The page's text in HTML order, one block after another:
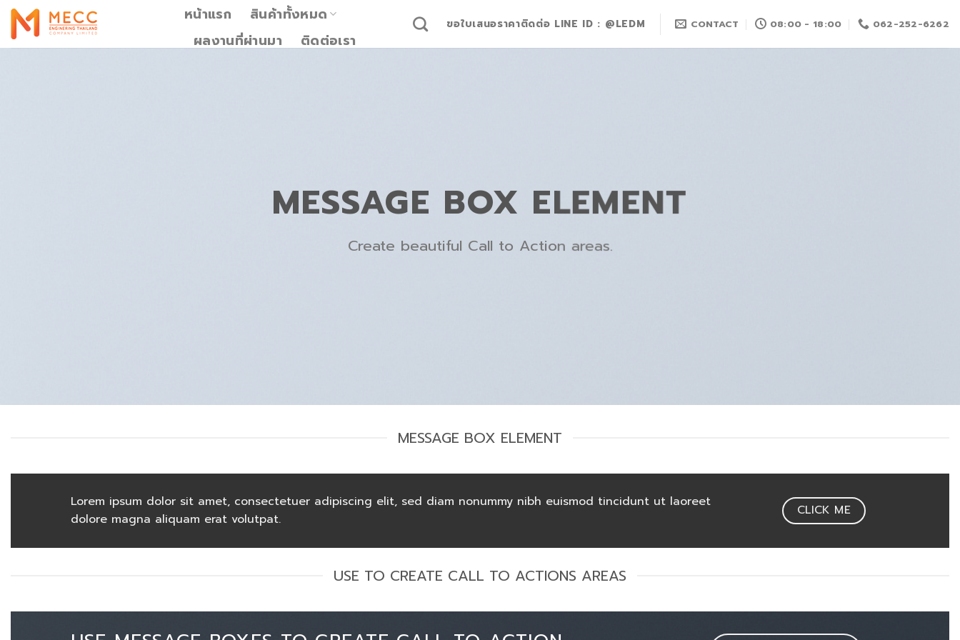
Skip
content
หน้าแรก
สินค้าทั้งหมด
ผลงานที่ผ่านมา
ติดต่อเรา
ขอใบเสนอราคาติดต่อ LINE ID : @LEDM CONTACT 08:00 - 18:00 062-252-6262
MESSAGE BOX ELEMENT
Create beautiful Call to Action areas.
MESSAGE BOX ELEMENT
Lorem ipsum dolor sit amet, consectetuer adipiscing elit, sed diam nonummy nibh euismod tincidunt ut laoreet
dolore magna aliquam erat volutpat.
CLICK ME
USE TO CREATE CALL TO ACTIONS AREAS